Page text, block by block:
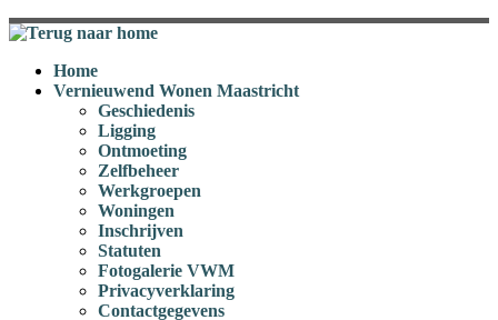
Home
Vernieuwend Wonen Maastricht
Geschiedenis
Ligging
Ontmoeting
Zelfbeheer
Werkgroepen
Woningen
Inschrijven
Statuten
Fotogalerie VWM
Privacyverklaring
Contactgegevens